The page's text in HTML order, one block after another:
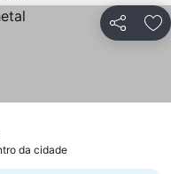
Partilhar
da cidade